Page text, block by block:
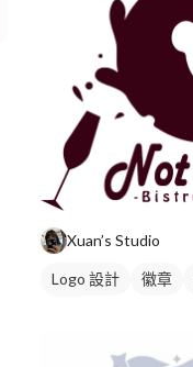
Xuan’s Studio
Logo 設計 徽章